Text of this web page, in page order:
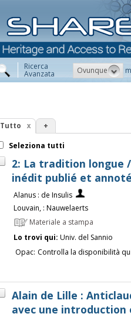
Ricerca
Avanzata Ovunque
Tutto +
Seleziona tutti
2: La tradition longue
inédit publié et
Alanus : de Insulis
Louvain, : Nauwelaerts
Materiale a stampa
Lo trovi qui: Univ. del Sannio
Opac: Controlla la disponibilità
Alain de Lille :
avec une introduction